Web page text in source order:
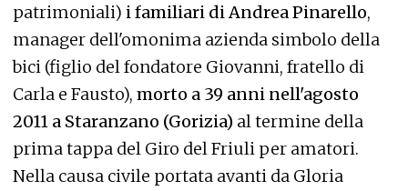
patrimoniali) i familiari di Andrea Pinarello,
manager dell'omonima azienda simbolo della
bici (figlio del fondatore Giovanni, fratello di
Carla e Fausto), morto a 39 anni nell'agosto
2011 a Staranzano (Gorizia) al termine della
prima tappa del Giro del Friuli per amatori.
Nella causa civile portata avanti da Gloria